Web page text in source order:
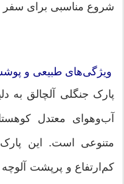
شروع مناسبی برای سفر
ویژگی‌های طبیعی و
پارک جنگلی آلچالق به
آب‌وهوای معتدل
متنوعی است. این
کم‌ارتفاع و پرپشت